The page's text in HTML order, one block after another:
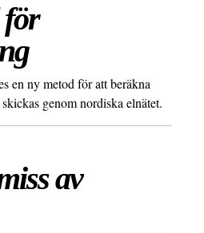
för
en ny metod för att beräkna
genom nordiska elnätet.
av